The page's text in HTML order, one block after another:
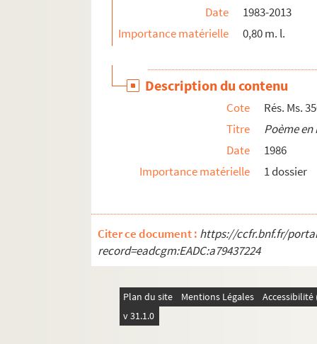
Date
1983-2013
Importance matérielle
0,80 m. l.
Description du contenu
Cote
Rés. Ms.
Titre
Poème
Date
1986
Importance matérielle
1 dossier
Citer ce document : https://ccfr.bnf.fr/
record=eadcgm:EADC:a79437224
Plan du site Mentions Légales
v 31.1.0